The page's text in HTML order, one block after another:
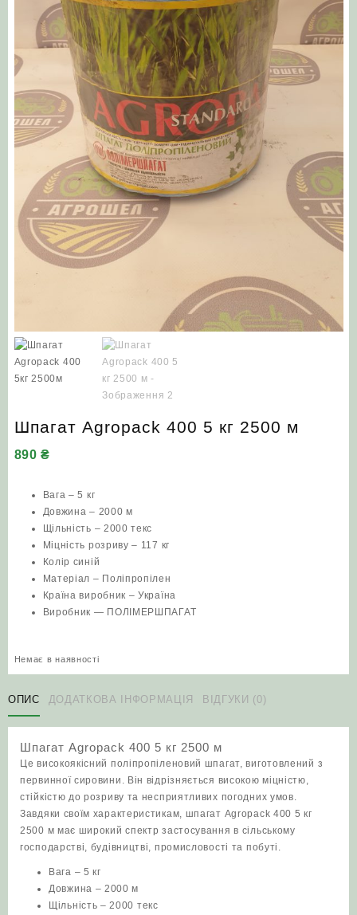
Шпагат Agropack 400 5 кг 2500 м
890₴
Вага – 5 кг
Довжина – 2000 м
Щільність – 2000 текс
Міцність розриву – 117 кг
Колір синій
Матеріал – Поліпропілен
Країна виробник – Україна
Виробник — ПОЛІМЕРШПАГАТ
Немає в наявності
ОПИС ДОДАТКОВА ІНФОРМАЦІЯ ВІДГУКИ (0)
Шпагат Agropack 400 5 кг 2500 м
Це високоякісний поліпропіленовий шпагат, виготовлений з
первинної сировини. Він відрізняється високою міцністю,
стійкістю до розриву та несприятливих погодних умов.
Завдяки своїм характеристикам, шпагат Agropack 400 5 кг
2500 м має широкий спектр застосування в сільському
господарстві, будівництві, промисловості та побуті.
Вага – 5 кг
Довжина – 2000 м
Щільність – 2000 текс